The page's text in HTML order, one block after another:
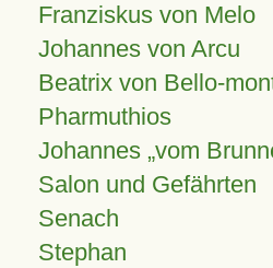
Franziskus von Melo
Johannes von Arcu
Beatrix von Bello-
Pharmuthios
Johannes vom
Salon und Gefährten
Senach
Stephan